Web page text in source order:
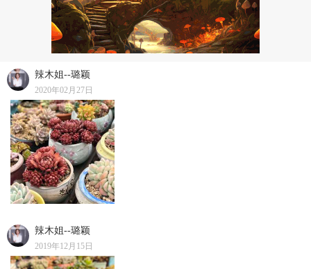
辣木姐--璐颖
2020年02月27日
辣木姐--璐颖
2019年12月15日